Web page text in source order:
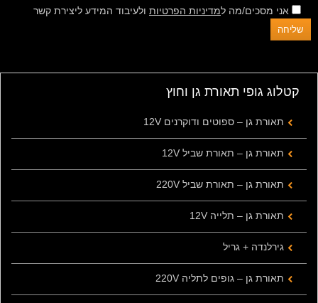
אני מסכים/מה למדיניות הפרטיות ולעיבוד המידע ליצירת קשר
קטלוג גופי תאורת גן וחוץ
תאורת גן – ספוטים ודוקרנים 12V
תאורת גן – תאורת שביל 12V
תאורת גן – תאורת שביל 220V
תאורת גן – תלייה 12V
גירלנדה + גריל
תאורת גן – גופים לתליה 220V